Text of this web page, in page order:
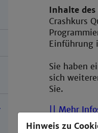
Inhalte des
Crashkurs
Einführung
Sie haben
sich
Sie.
|| Mehr
Hinweis zu